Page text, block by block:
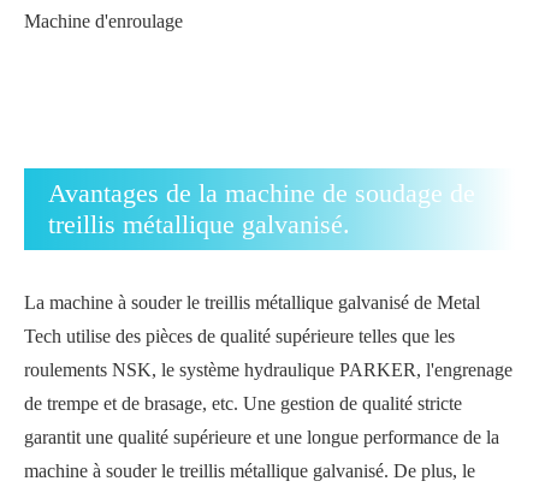
Machine d'enroulage
Avantages de la machine de soudage de
treillis métallique galvanisé.
La machine à souder le treillis métallique galvanisé de Metal
Tech utilise des pièces de qualité supérieure telles que les
roulements NSK, le système hydraulique PARKER, l'engrenage
de trempe et de brasage, etc. Une gestion de qualité stricte
garantit une qualité supérieure et une longue performance de la
machine à souder le treillis métallique galvanisé. De plus, le